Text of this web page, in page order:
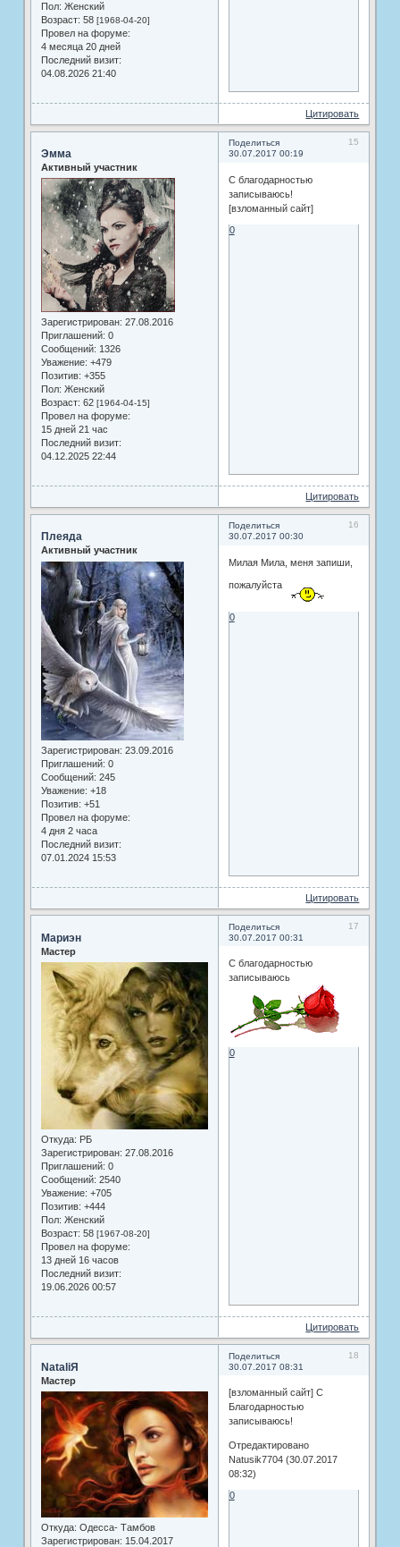
Пол: Женский
Возраст: 58 [1968-04-20]
Провел на форуме:
4 месяца 20 дней
Последний визит:
04.08.2026 21:40
Цитировать
Поделиться
15
30.07.2017 00:19
Эмма
Активный участник
Зарегистрирован: 27.08.2016
Приглашений: 0
Сообщений: 1326
Уважение: +479
Позитив: +355
Пол: Женский
Возраст: 62 [1964-04-15]
Провел на форуме:
15 дней 21 час
Последний визит:
04.12.2025 22:44
С благодарностью
записываюсь!
[взломанный сайт]
0
Цитировать
Поделиться
16
30.07.2017 00:30
Плеяда
Активный участник
Зарегистрирован: 23.09.2016
Приглашений: 0
Сообщений: 245
Уважение: +18
Позитив: +51
Провел на форуме:
4 дня 2 часа
Последний визит:
07.01.2024 15:53
Милая Мила, меня запиши,
пожалуйста
0
Цитировать
Поделиться
17
30.07.2017 00:31
Мариэн
Мастер
Откуда: РБ
Зарегистрирован: 27.08.2016
Приглашений: 0
Сообщений: 2540
Уважение: +705
Позитив: +444
Пол: Женский
Возраст: 58 [1967-08-20]
Провел на форуме:
13 дней 16 часов
Последний визит:
19.06.2026 00:57
С благодарностью
записываюсь
0
Цитировать
Поделиться
18
30.07.2017 08:31
NataliЯ
Мастер
Откуда: Одесса- Тамбов
Зарегистрирован: 15.04.2017
[взломанный сайт] С
Благодарностью
записываюсь!
Отредактировано
Natusik7704 (30.07.2017
08:32)
0